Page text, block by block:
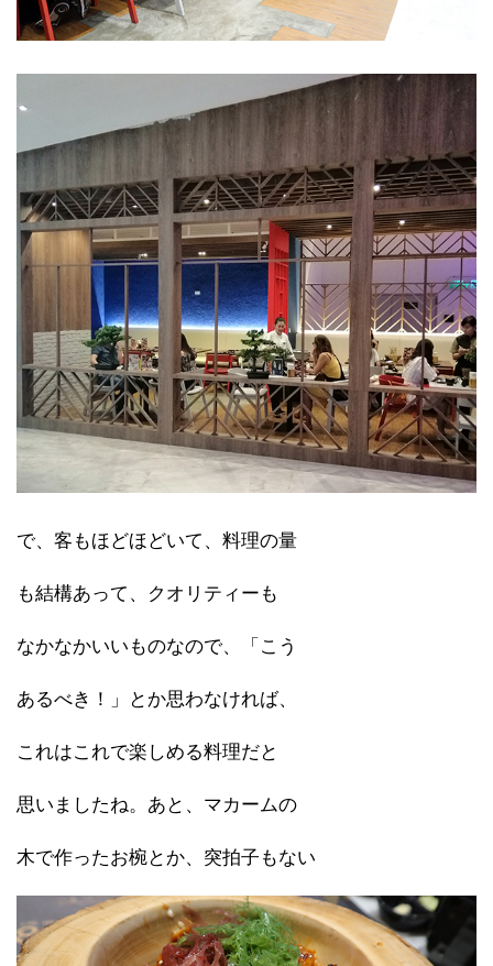
で、客もほどほどいて、料理の量
も結構あって、クオリティーも
なかなかいいものなので、「こう
あるべき！」とか思わなければ、
これはこれで楽しめる料理だと
思いましたね。あと、マカームの
木で作ったお椀とか、突拍子もない